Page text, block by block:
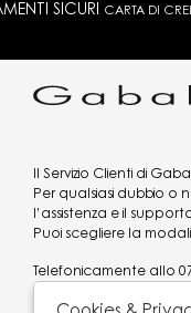
SICURI CARTA DI
Il Servizio Clienti di
Per qualsiasi dubbio o
l’assistenza e il
Puoi scegliere la
Telefonicamente allo